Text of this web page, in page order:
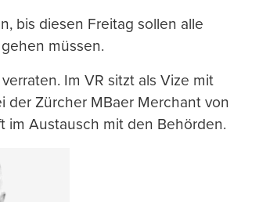
bis diesen Freitag sollen alle
müssen.
Im VR sitzt als Vize mit
der Zürcher MBaer Merchant von
im Austausch mit den Behörden.